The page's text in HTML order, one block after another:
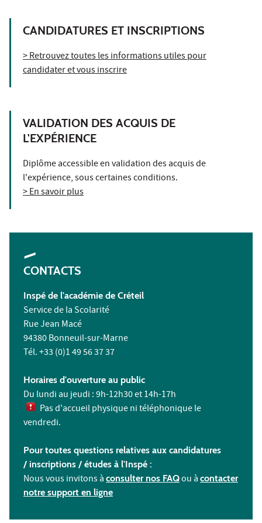
CANDIDATURES ET INSCRIPTIONS
> Retrouvez toutes les informations utiles pour
candidater et vous inscrire
VALIDATION DES ACQUIS DE
L'EXPÉRIENCE
Diplôme accessible en validation des acquis de
l'expérience, sous certaines conditions.
> En savoir plus
CONTACTS
Inspé de l'académie de Créteil
Service de la Scolarité
Rue Jean Macé
94380 Bonneuil-sur-Marne
Tél. +33 (0)1 49 56 37 37
Horaires d'ouverture au public
Du lundi au jeudi : 9h-12h30 et 14h-17h
Pas d'accueil physique ni téléphonique le
vendredi.
Pour toutes questions relatives aux candidatures
/ inscriptions / études à l'Inspé :
Nous vous invitons à consulter nos FAQou à contacter
notre support en ligne